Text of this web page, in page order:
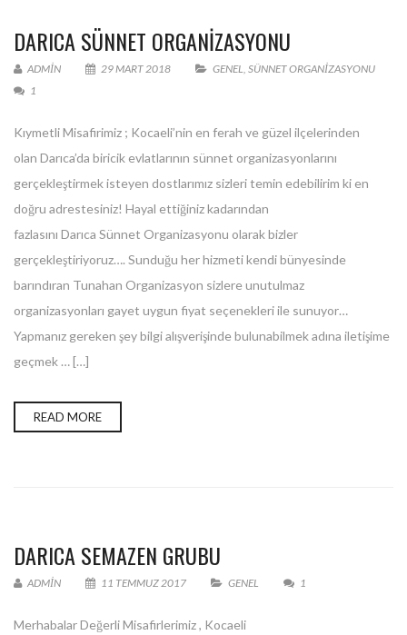
DARICA SÜNNET ORGANIZASYONU
ADMIN 29 MART 2018 GENEL, SÜNNET ORGANIZASYONU
1
Kıymetli Misafirimiz ; Kocaeli’nin en ferah ve güzel ilçelerinden
olan Darıca’da biricik evlatlarının sünnet organizasyonlarını
gerçekleştirmek isteyen dostlarımız sizleri temin edebilirim ki en
doğru adrestesiniz! Hayal ettiğiniz kadarından
fazlasını Darıca Sünnet Organizasyonu olarak bizler
gerçekleştiriyoruz…. Sunduğu her hizmeti kendi bünyesinde
barındıran Tunahan Organizasyon sizlere unutulmaz
organizasyonları gayet uygun fiyat seçenekleri ile sunuyor…
Yapmanız gereken şey bilgi alışverişinde bulunabilmek adına iletişime
geçmek … […]
READ MORE
DARICA SEMAZEN GRUBU
ADMIN 11 TEMMUZ 2017 GENEL 1
Merhabalar Değerli Misafirlerimiz , Kocaeli